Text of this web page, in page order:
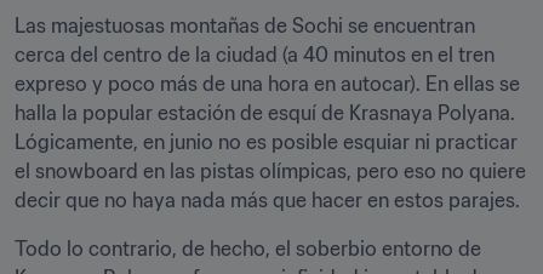
Las majestuosas montañas de Sochi se encuentran
cerca del centro de la ciudad (a 40 minutos en el tren
expreso y poco más de una hora en autocar). En ellas se
halla la popular estación de esquí de Krasnaya Polyana.
Lógicamente, en junio no es posible esquiar ni practicar
el snowboard en las pistas olímpicas, pero eso no quiere
decir que no haya nada más que hacer en estos parajes.
Todo lo contrario, de hecho, el soberbio entorno de